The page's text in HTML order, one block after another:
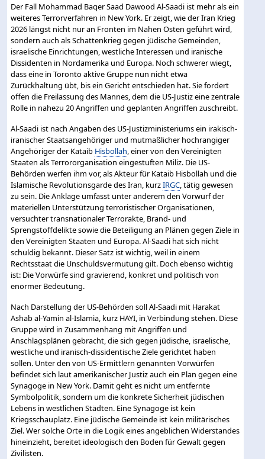
Der Fall Mohammad Baqer Saad Dawood Al-Saadi ist mehr als ein
weiteres Terrorverfahren in New York. Er zeigt, wie der Iran Krieg
2026 längst nicht nur an Fronten im Nahen Osten geführt wird,
sondern auch als Schattenkrieg gegen jüdische Gemeinden,
israelische Einrichtungen, westliche Interessen und iranische
Dissidenten in Nordamerika und Europa. Noch schwerer wiegt,
dass eine in Toronto aktive Gruppe nun nicht etwa
Zurückhaltung übt, bis ein Gericht entschieden hat. Sie fordert
offen die Freilassung des Mannes, dem die US-Justiz eine zentrale
Rolle in nahezu 20 Angriffen und geplanten Angriffen zuschreibt.
Al-Saadi ist nach Angaben des US-Justizministeriums ein irakisch-
iranischer Staatsangehöriger und mutmaßlicher hochrangiger
Angehöriger der Kataib Hisbollah, einer von den Vereinigten
Staaten als Terrororganisation eingestuften Miliz. Die US-
Behörden werfen ihm vor, als Akteur für Kataib Hisbollah und die
Islamische Revolutionsgarde des Iran, kurzIRGC, tätig gewesen
zu sein. Die Anklage umfasst unter anderem den Vorwurf der
materiellen Unterstützung terroristischer Organisationen,
versuchter transnationaler Terrorakte, Brand- und
Sprengstoffdelikte sowie die Beteiligung an Plänen gegen Ziele in
den Vereinigten Staaten und Europa. Al-Saadi hat sich nicht
schuldig bekannt. Dieser Satz ist wichtig, weil in einem
Rechtsstaat die Unschuldsvermutung gilt. Doch ebenso wichtig
ist: Die Vorwürfe sind gravierend, konkret und politisch von
enormer Bedeutung.
Nach Darstellung der US-Behörden soll Al-Saadi mit Harakat
Ashab al-Yamin al-Islamia, kurz HAYI, in Verbindung stehen. Diese
Gruppe wird in Zusammenhang mit Angriffen und
Anschlagsplänen gebracht, die sich gegen jüdische, israelische,
westliche und iranisch-dissidentische Ziele gerichtet haben
sollen. Unter den von US-Ermittlern genannten Vorwürfen
befindet sich laut amerikanischer Justiz auch ein Plan gegen eine
Synagoge in New York. Damit geht es nicht um entfernte
Symbolpolitik, sondern um die konkrete Sicherheit jüdischen
Lebens in westlichen Städten. Eine Synagoge ist kein
Kriegsschauplatz. Eine jüdische Gemeinde ist kein militärisches
Ziel. Wer solche Orte in die Logik eines angeblichen Widerstandes
hineinzieht, bereitet ideologisch den Boden für Gewalt gegen
Zivilisten.